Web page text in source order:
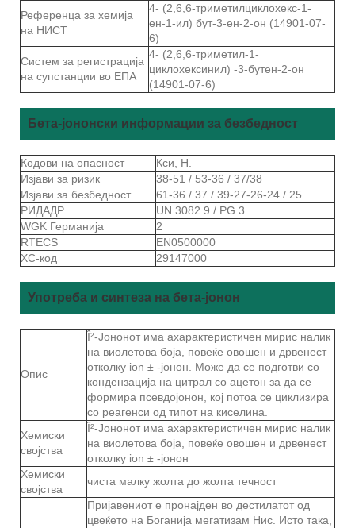
Референца за хемија
на НИСТ
4- (2,6,6-триметилциклохекс-1-
ен-1-ил) бут-3-ен-2-он (14901-07-
6)
Систем за регистрација
на супстанции во ЕПА
4- (2,6,6-триметил-1-
циклохексинил) -3-бутен-2-он
(14901-07-6)
Бета-јононски информации за безбедност
Кодови на опасност
Кси, Н.
Изјави за ризик
38-51 / 53-36 / 37/38
Изјави за безбедност
61-36 / 37 / 39-27-26-24 / 25
РИДАДР
UN 3082 9 / PG 3
WGK Германија
2
RTECS
EN0500000
ХС-код
29147000
Употреба и синтеза на бета-јонон
Опис
Î²-Јононот има ахарактеристичен мирис налик
на виолетова боја, повеќе овошен и дрвенест
отколку ion ± -јонон. Може да се подготви со
кондензација на цитрал со ацетон за да се
формира псевдојонон, кој потоа се циклизира
со реагенси од типот на киселина.
Хемиски
својства
Î²-Јононот има ахарактеристичен мирис налик
на виолетова боја, повеќе овошен и дрвенест
отколку ion ± -јонон
Хемиски
својства
чиста малку жолта до жолта течност
Пријавениот е пронајден во дестилатот од
цвеќето на Боганија мегатизам Нис. Исто така,